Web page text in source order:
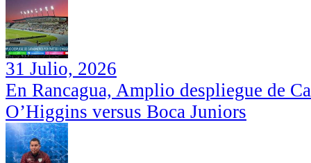
31 Julio, 2026
En Rancagua, Amplio despliegue de
O’Higgins versus Boca Juniors